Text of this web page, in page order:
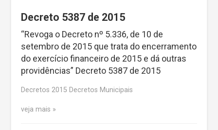
Decreto 5387 de 2015
“Revoga o Decreto nº 5.336, de 10 de
setembro de 2015 que trata do encerramento
do exercício financeiro de 2015 e dá outras
providências” Decreto 5387 de 2015
Decretos 2015 Decretos Municipais
veja mais